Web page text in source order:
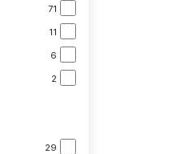
71
11
6
2
29